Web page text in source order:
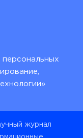
журнал